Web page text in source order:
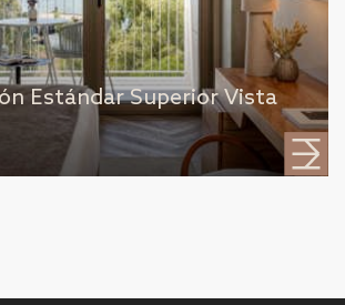
Estándar Superior Vista